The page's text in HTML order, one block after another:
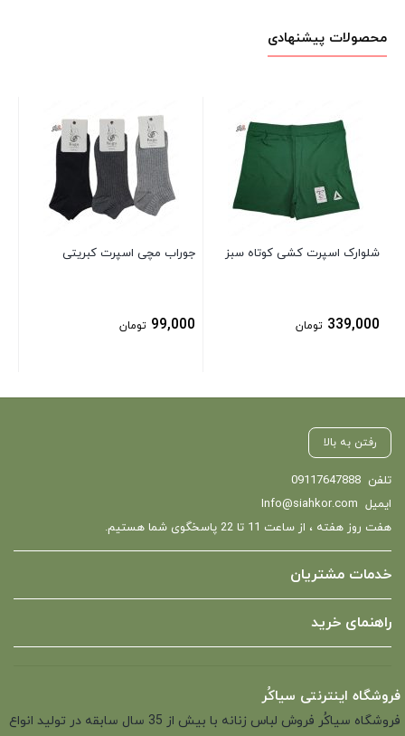
محصولات پیشنهادی
شلوارک اسپرت کشی کوتاه سبز
339,000 تومان
جوراب مچی اسپرت کبریتی
99,000 تومان
رفتن به بالا
تلفن 09117647888
ایمیل Info@siahkor.com
هفت روز هفته ، از ساعت 11 تا 22 پاسخگوی شما هستیم.
خدمات مشتریان
راهنمای خرید
فروشگاه اینترنتی سیاکُر
فروشگاه سیاکُر فروش لباس زنانه با بیش از 35 سال سابقه در تولید انواع